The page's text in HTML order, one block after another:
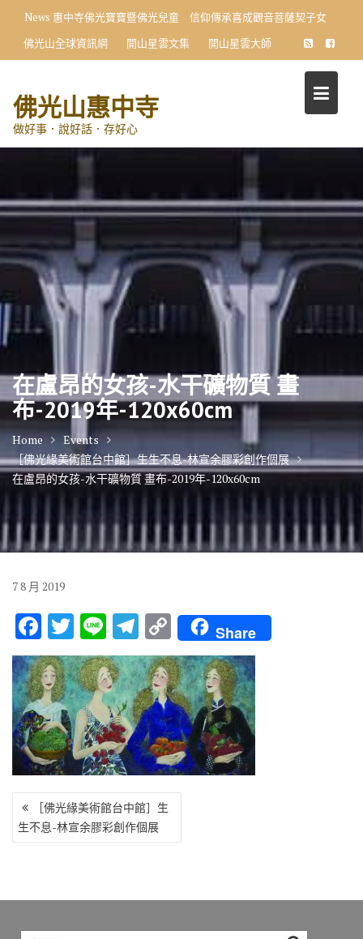
content
News 惠中寺佛光寶寶暨佛光兒童 信仰傳承喜成觀音菩薩契子女
佛光山全球資訊網
開山星雲文集 開山星雲大師
佛光山惠中寺
做好事．說好話．存好心
在盧昂的女孩-水干礦物質 畫
布-2019年-120x60cm
Home
Events
［佛光緣美術館台中館］生生不息-林宣余膠彩創作個展
在盧昂的女孩-水干礦物質 畫布-2019年-120x60cm
78 月 2019
F
ac
e
b
o
o
k
T
w
it
te
r
Li
n
e
T
el
e
gr
a
m
C
o
p
y
Li
n
k
Share
文
章
導
［佛光緣美術館台中館］生
生不息-林宣余膠彩創作個展